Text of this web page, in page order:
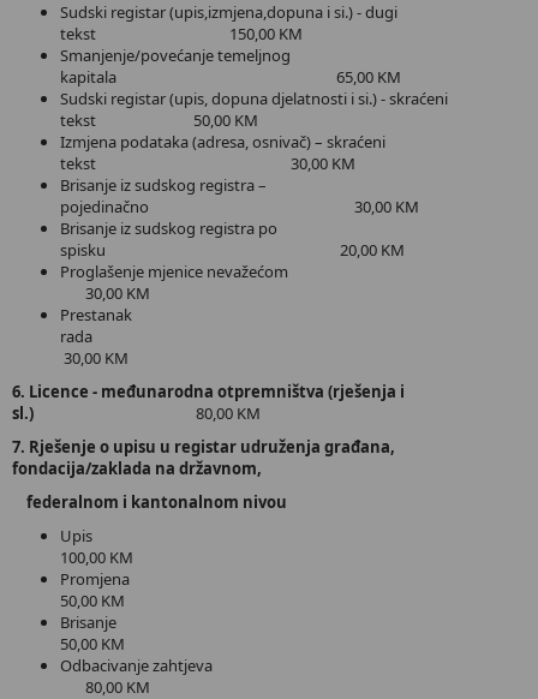
Sudski registar (upis,izmjena,dopuna i si.) - dugi
tekst 150,00 KM
Smanjenje/povećanje temeljnog
kapitala 65,00 KM
Sudski registar (upis, dopuna djelatnosti i si.) - skraćeni
tekst 50,00 KM
Izmjena podataka (adresa, osnivač) – skraćeni
tekst 30,00 KM
Brisanje iz sudskog registra –
pojedinačno 30,00 KM
Brisanje iz sudskog registra po
spisku 20,00 KM
Proglašenje mjenice nevažećom
30,00 KM
Prestanak
rada
30,00 KM
6. Licence - međunarodna otpremništva (rješenja i
sl.)
80,00 KM
7. Rješenje o upisu u registar udruženja građana,
fondacija/zaklada na državnom,
federalnom i kantonalnom nivou
Upis
100,00 KM
Promjena
50,00 KM
Brisanje
50,00 KM
Odbacivanje zahtjeva
80,00 KM